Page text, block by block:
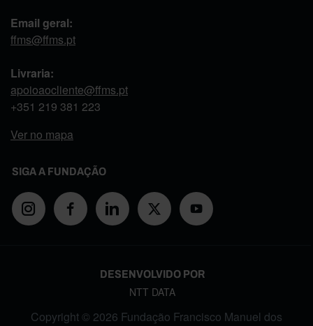
Email geral:
ffms@ffms.pt
Livraria:
apoioaocliente@ffms.pt
+351 219 381 223
Ver no mapa
SIGA A FUNDAÇÃO
DESENVOLVIDO POR
NTT DATA
Copyright © 2026 Fundação Francisco Manuel dos